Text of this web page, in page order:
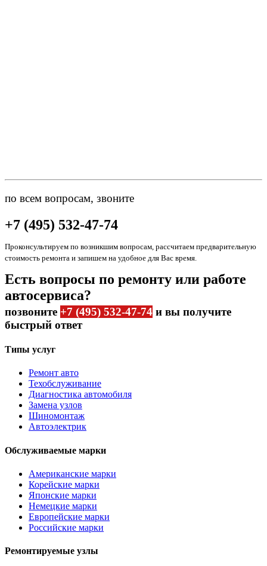
по всем вопросам, звоните
+7 (495) 532-47-74
Проконсультируем по возникшим вопросам, рассчитаем предварительную
стоимость ремонта и запишем на удобное для Вас время.
Есть вопросы по ремонту или работе
автосервиса?
позвоните +7 (495) 532-47-74 и вы получите
быстрый ответ
Типы услуг
Ремонт авто
Техобслуживание
Диагностика автомобиля
Замена узлов
Шиномонтаж
Автоэлектрик
Обслуживаемые марки
Американские марки
Корейские марки
Японские марки
Немецкие марки
Европейские марки
Российские марки
Ремонтируемые узлы